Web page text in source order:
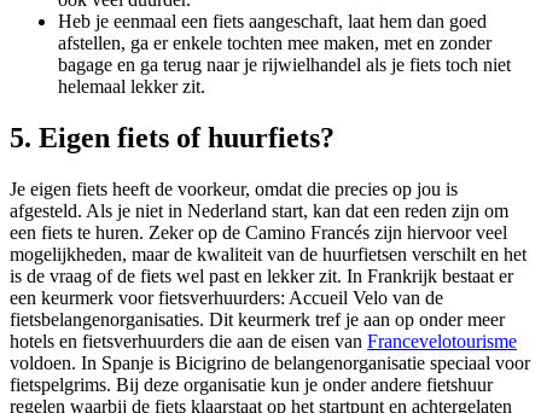
Heb je eenmaal een fiets aangeschaft, laat hem dan goed
afstellen, ga er enkele tochten mee maken, met en zonder
bagage en ga terug naar je rijwielhandel als je fiets toch niet
helemaal lekker zit.
5. Eigen fiets of huurfiets?
Je eigen fiets heeft de voorkeur, omdat die precies op jou is
afgesteld. Als je niet in Nederland start, kan dat een reden zijn om
een fiets te huren. Zeker op de Camino Francés zijn hiervoor veel
mogelijkheden, maar de kwaliteit van de huurfietsen verschilt en het
is de vraag of de fiets wel past en lekker zit. In Frankrijk bestaat er
een keurmerk voor fietsverhuurders: Accueil Velo van de
fietsbelangenorganisaties. Dit keurmerk tref je aan op onder meer
hotels en fietsverhuurders die aan de eisen van Francevelotourisme
voldoen. In Spanje is Bicigrino de belangenorganisatie speciaal voor
fietspelgrims. Bij deze organisatie kun je onder andere fietshuur
regelen waarbij de fiets klaarstaat op het startpunt en achtergelaten